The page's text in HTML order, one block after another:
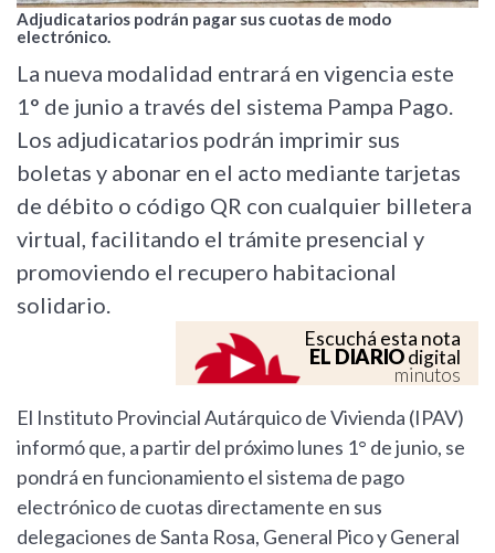
Adjudicatarios podrán pagar sus cuotas de modo
electrónico.
La nueva modalidad entrará en vigencia este
1° de junio a través del sistema Pampa Pago.
Los adjudicatarios podrán imprimir sus
boletas y abonar en el acto mediante tarjetas
de débito o código QR con cualquier billetera
virtual, facilitando el trámite presencial y
promoviendo el recupero habitacional
solidario.
Escuchá esta nota
EL DIARIOdigital
minutos
El Instituto Provincial Autárquico de Vivienda (IPAV)
informó que, a partir del próximo lunes 1° de junio, se
pondrá en funcionamiento el sistema de pago
electrónico de cuotas directamente en sus
delegaciones de Santa Rosa, General Pico y General